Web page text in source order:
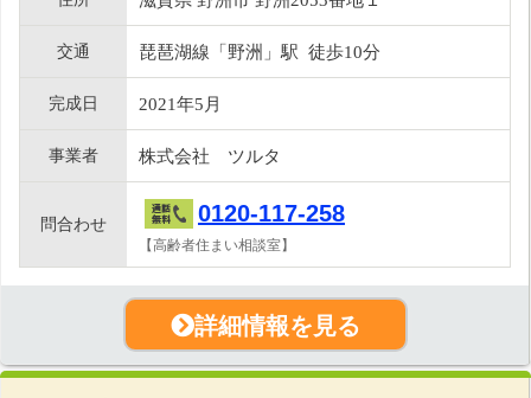
交通 琵琶湖線「野洲」駅 徒歩10分
完成日 2021年5月
事業者 株式会社 ツルタ
問合わせ 0120-117-258
【高齢者住まい相談室】
詳細情報を見る